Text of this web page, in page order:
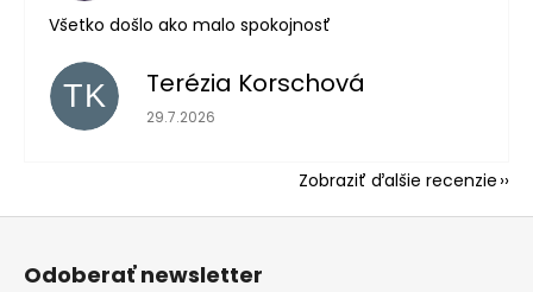
Všetko došlo ako malo spokojnosť
TK Terézia Korschová
Hodnotenie obchodu je 5 z 5 hviezdičiek.
29.7.2026
Zobraziť ďalšie recenzie
Odoberať newsletter